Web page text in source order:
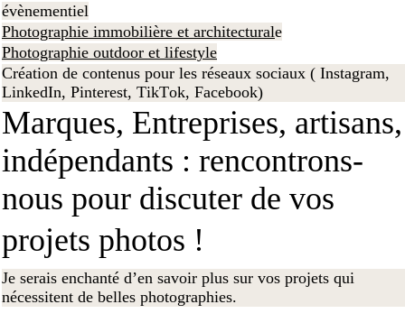
évènementiel
Photographie immobilière et architecturale
Photographie outdoor et lifestyle
Création de contenus pour les réseaux sociaux ( Instagram,
LinkedIn, Pinterest, TikTok, Facebook)
Marques, Entreprises, artisans,
indépendants : rencontrons-
nous pour discuter de vos
projets photos !
Je serais enchanté d’en savoir plus sur vos projets qui
nécessitent de belles photographies.